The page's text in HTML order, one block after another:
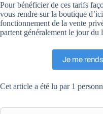
Pour bénéficier de ces tarifs
vous rendre sur la boutique
fonctionnement de la vente
partent généralement le jour du
Je me
Cet article a été lu par 1